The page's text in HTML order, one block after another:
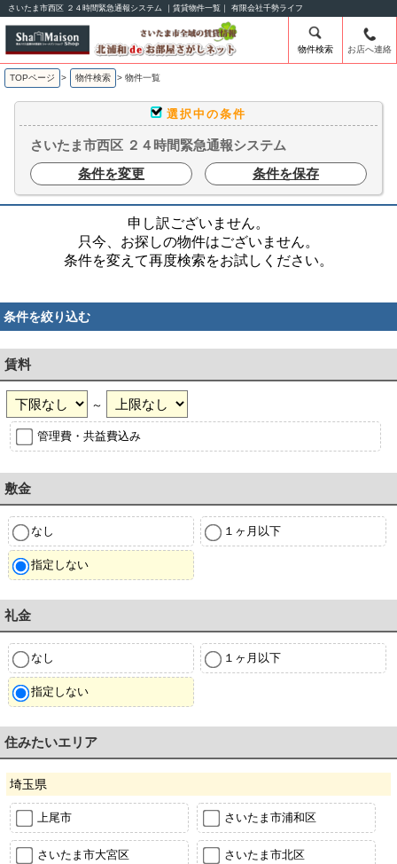
さいたま市西区 ２４時間緊急通報システム ｜賃貸物件一覧｜ 有限会社千勢ライフ
物件検索 お店へ連絡
TOPページ > 物件検索 > 物件一覧
選択中の条件
さいたま市西区 ２４時間緊急通報システム
条件を変更
条件を保存
申し訳ございません。
只今、お探しの物件はございません。
条件を変えて再度検索をお試しください。
条件を絞り込む
賃料
～
管理費・共益費込み
敷金
なし １ヶ月以下
指定しない
礼金
なし １ヶ月以下
指定しない
住みたいエリア
埼玉県
上尾市 さいたま市浦和区
さいたま市大宮区 さいたま市北区